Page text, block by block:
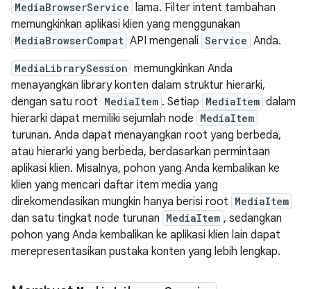
MediaBrowserService lama. Filter intent tambahan
memungkinkan aplikasi klien yang menggunakan
MediaBrowserCompat API mengenali Service Anda.
MediaLibrarySession memungkinkan Anda
menayangkan library konten dalam struktur hierarki,
dengan satu root MediaItem . Setiap MediaItem dalam
hierarki dapat memiliki sejumlah node MediaItem
turunan. Anda dapat menayangkan root yang berbeda,
atau hierarki yang berbeda, berdasarkan permintaan
aplikasi klien. Misalnya, pohon yang Anda kembalikan ke
klien yang mencari daftar item media yang
direkomendasikan mungkin hanya berisi root MediaItem
dan satu tingkat node turunan MediaItem , sedangkan
pohon yang Anda kembalikan ke aplikasi klien lain dapat
merepresentasikan pustaka konten yang lebih lengkap.